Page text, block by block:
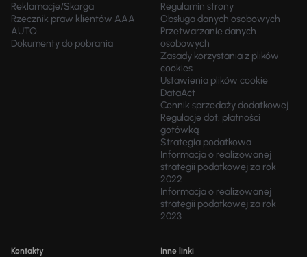
Reklamacje/Skarga
Rzecznik praw klientów AAA
AUTO
Dokumenty do pobrania
Regulamin strony
Obsługa danych osobowych
Przetwarzanie danych
osobowych
Zasady korzystania z plików
cookies
Ustawienia plików cookie
DataAct
Cennik sprzedaży dodatkowej
Regulacje dot. płatności
gotówką
Strategia podatkowa
Informacja o realizowanej
strategii podatkowej za rok
2022
Informacja o realizowanej
strategii podatkowej za rok
2023
Kontakty Inne linki